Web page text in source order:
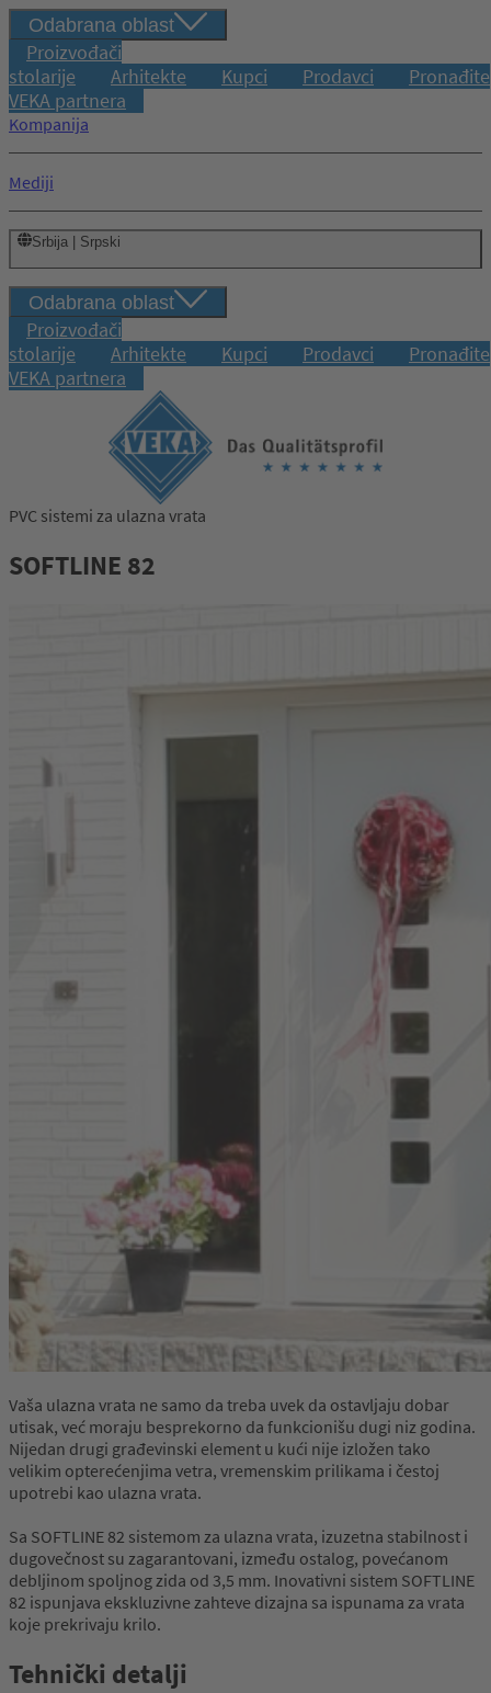
Odabrana oblast
Proizvođači
stolarije
Arhitekte Kupci Prodavci
Pronađite
VEKA partnera
Kompanija
Mediji
Srbija | Srpski
Odabrana oblast
Proizvođači
stolarije
Arhitekte Kupci Prodavci
Pronađite
VEKA partnera
PVC sistemi za ulazna vrata
SOFTLINE 82
Vaša ulazna vrata ne samo da treba uvek da ostavljaju dobar
utisak, već moraju besprekorno da funkcionišu dugi niz godina.
Nijedan drugi građevinski element u kući nije izložen tako
velikim opterećenjima vetra, vremenskim prilikama i čestoj
upotrebi kao ulazna vrata.
Sa SOFTLINE 82 sistemom za ulazna vrata, izuzetna stabilnost i
dugovečnost su zagarantovani, između ostalog, povećanom
debljinom spoljnog zida od 3,5 mm. Inovativni sistem SOFTLINE
82 ispunjava ekskluzivne zahteve dizajna sa ispunama za vrata
koje prekrivaju krilo.
Tehnički detalji